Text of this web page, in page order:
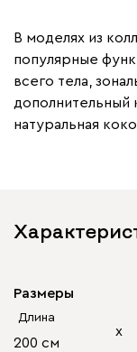
В моделях из
популярные
всего тела,
дополнительный
натуральная
Размеры
Длина
200 см
х